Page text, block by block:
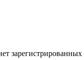
зарегистрированных